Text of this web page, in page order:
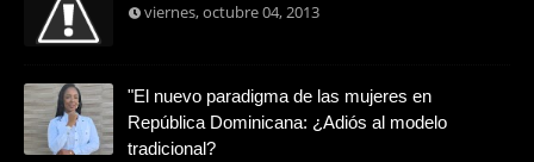
viernes, octubre 04, 2013
"El nuevo paradigma de las mujeres en
República Dominicana: ¿Adiós al modelo
tradicional?